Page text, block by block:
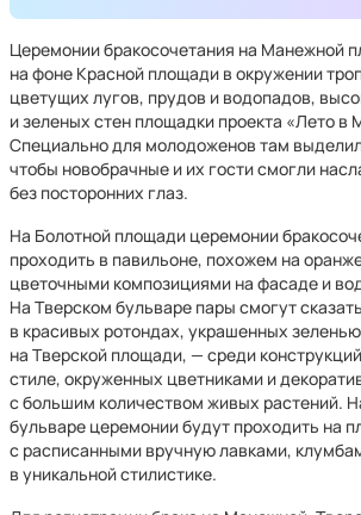
Церемонии бракосочетания на Манежной
на фоне Красной площади в окружении
цветущих лугов, прудов и водопадов,
и зеленых стен площадки проекта «Лето в
Специально для молодоженов там
чтобы новобрачные и их гости смогли
без посторонних глаз.
На Болотной площади церемонии
проходить в павильоне, похожем на
цветочными композициями на фасаде и
На Тверском бульваре пары смогут
в красивых ротондах, украшенных
на Тверской площади, — среди
стиле, окруженных цветниками и
с большим количеством живых растений.
бульваре церемонии будут проходить на
с расписанными вручную лавками,
в уникальной стилистике.